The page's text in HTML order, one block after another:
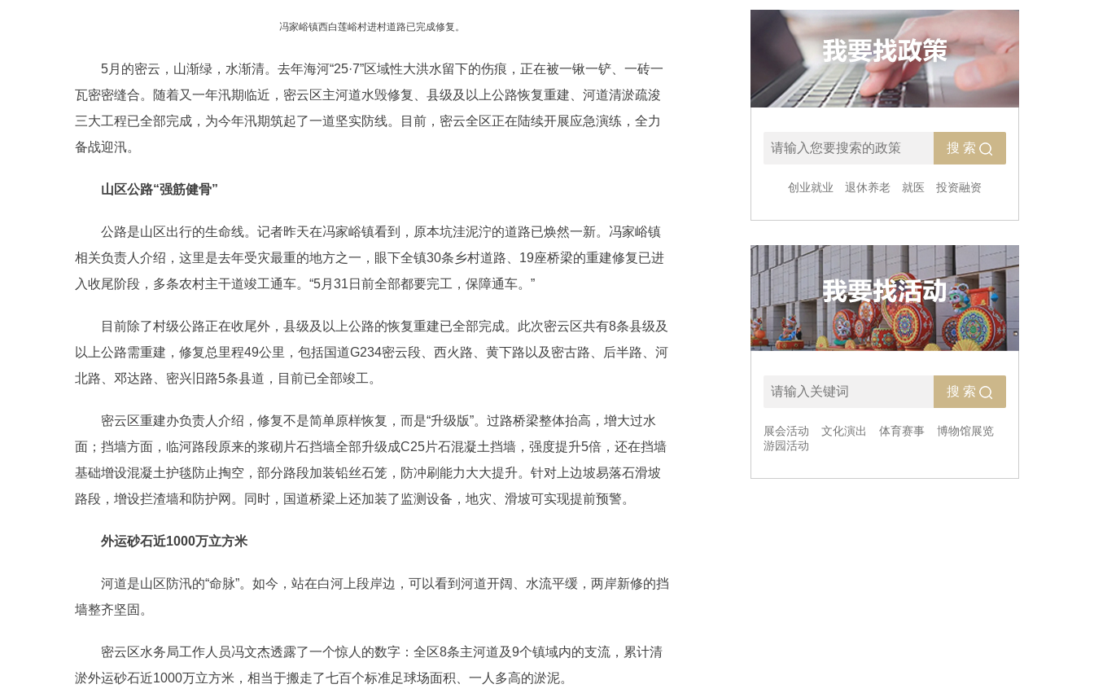
冯家峪镇西白莲峪村进村道路已完成修复。
5月的密云，山渐绿，水渐清。去年海河“25·7”区域性大洪水留下的伤痕，正在被一锹一铲、一砖一
瓦密密缝合。随着又一年汛期临近，密云区主河道水毁修复、县级及以上公路恢复重建、河道清淤疏浚
三大工程已全部完成，为今年汛期筑起了一道坚实防线。目前，密云全区正在陆续开展应急演练，全力
备战迎汛。
山区公路“强筋健骨”
公路是山区出行的生命线。记者昨天在冯家峪镇看到，原本坑洼泥泞的道路已焕然一新。冯家峪镇
相关负责人介绍，这里是去年受灾最重的地方之一，眼下全镇30条乡村道路、19座桥梁的重建修复已进
入收尾阶段，多条农村主干道竣工通车。“5月31日前全部都要完工，保障通车。”
目前除了村级公路正在收尾外，县级及以上公路的恢复重建已全部完成。此次密云区共有8条县级及
以上公路需重建，修复总里程49公里，包括国道G234密云段、西火路、黄下路以及密古路、后半路、河
北路、邓达路、密兴旧路5条县道，目前已全部竣工。
密云区重建办负责人介绍，修复不是简单原样恢复，而是“升级版”。过路桥梁整体抬高，增大过水
面；挡墙方面，临河路段原来的浆砌片石挡墙全部升级成C25片石混凝土挡墙，强度提升5倍，还在挡墙
基础增设混凝土护毯防止掏空，部分路段加装铅丝石笼，防冲刷能力大大提升。针对上边坡易落石滑坡
路段，增设拦渣墙和防护网。同时，国道桥梁上还加装了监测设备，地灾、滑坡可实现提前预警。
外运砂石近1000万立方米
河道是山区防汛的“命脉”。如今，站在白河上段岸边，可以看到河道开阔、水流平缓，两岸新修的挡
墙整齐坚固。
密云区水务局工作人员冯文杰透露了一个惊人的数字：全区8条主河道及9个镇域内的支流，累计清
淤外运砂石近1000万立方米，相当于搬走了七百个标准足球场面积、一人多高的淤泥。